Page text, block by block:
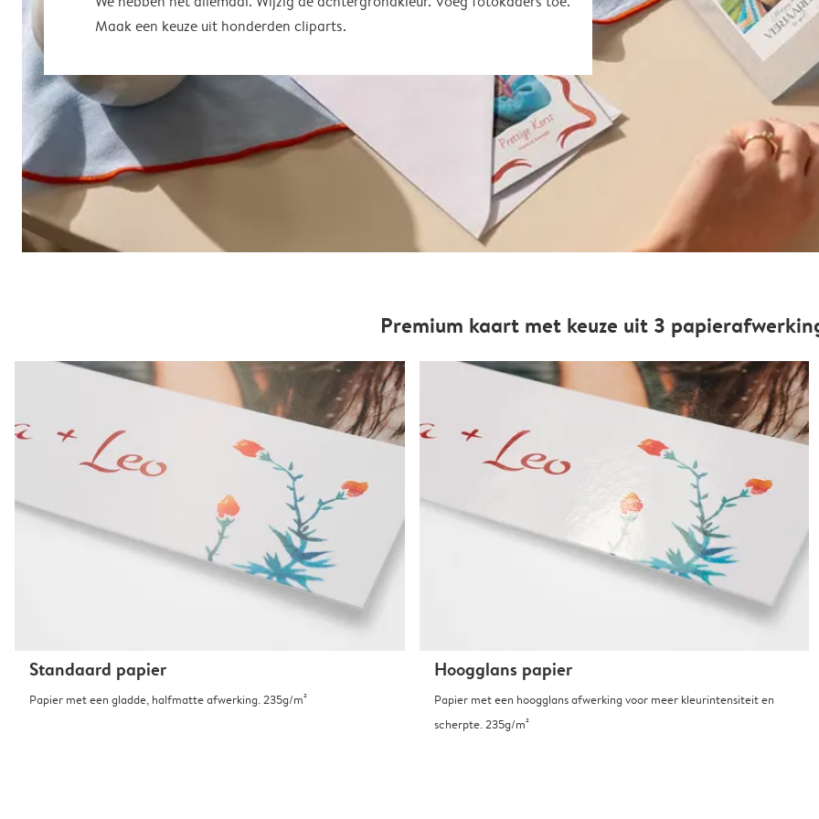
Maak een keuze uit honderden cliparts.
Premium kaart met keuze uit 3
Standaard papier
Papier met een gladde, halfmatte afwerking. 235g/m²
Hoogglans papier
Papier met een hoogglans afwerking voor meer kleurintensiteit en
scherpte. 235g/m²